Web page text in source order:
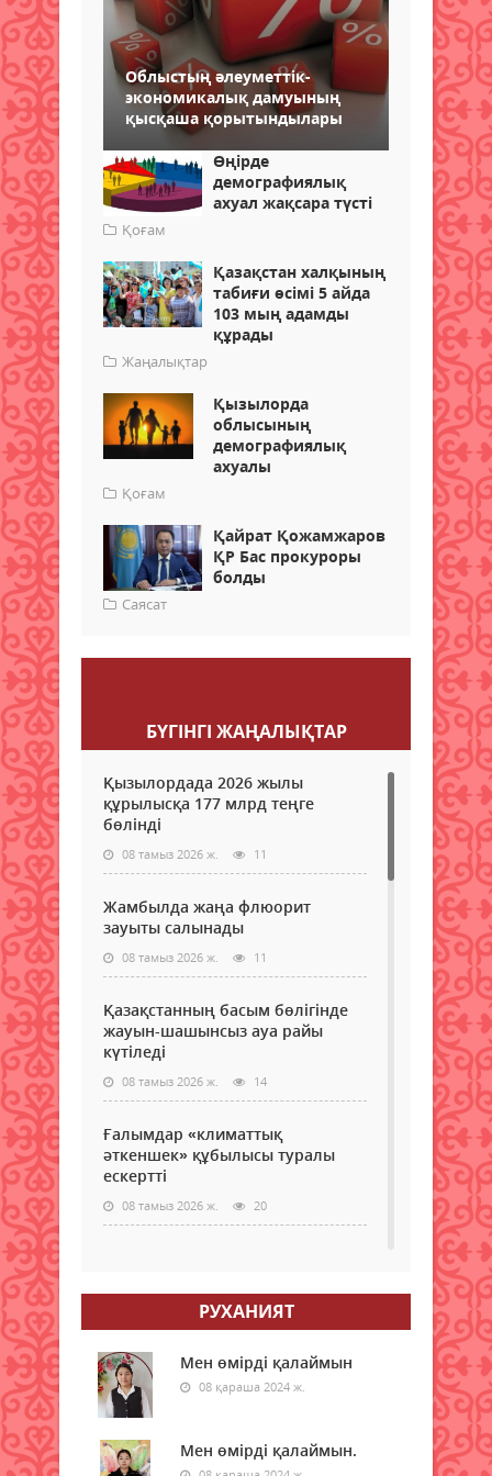
Облыстың әлеуметтік-
экономикалық дамуының
қысқаша қорытындылары
Өңірде
демографиялық
ахуал жақсара түсті
Қоғам
Қазақстан халқының
табиғи өсімі 5 айда
103 мың адамды
құрады
Жаңалықтар
Қызылорда
облысының
демографиялық
ахуалы
Қоғам
Қайрат Қожамжаров
ҚР Бас прокуроры
болды
Саясат
БҮГІНГI ЖАҢАЛЫҚТАР
Қызылордада 2026 жылы
құрылысқа 177 млрд теңге
бөлінді
08 тамыз 2026 ж. 11
Жамбылда жаңа флюорит
зауыты салынады
08 тамыз 2026 ж. 11
Қазақстанның басым бөлігінде
жауын-шашынсыз ауа райы
күтіледі
08 тамыз 2026 ж. 14
Ғалымдар «климаттық
әткеншек» құбылысы туралы
ескертті
08 тамыз 2026 ж. 20
08 тамыз 2026 ж. 21
Қазақстандық ғалымдарға
Еуразиялық одақ елдерінде
жұмыс істеу жеңілдетілді
РУХАНИЯТ
Мен өмірді қалаймын
08 қараша 2024 ж.
Мен өмірді қалаймын.